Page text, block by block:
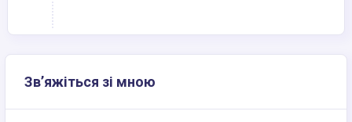
Зв’яжіться зі мною